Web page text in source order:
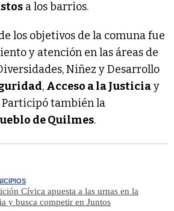
a los barrios.
los objetivos de la comuna fue
y atención en las áreas de
Niñez y Desarrollo
, Acceso a la Justiciay
Participó también la
de Quilmes.
Cívica apuesta a las urnas en la
y busca competir en Juntos